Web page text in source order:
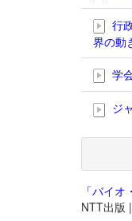
行
界の動
学
ジ
「バイオ
NTT出版